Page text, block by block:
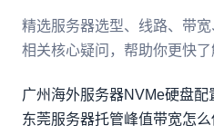
精选服务器选型、线路、带
相关核心疑问，帮助你更快了
广州海外服务器NVMe硬盘配
东莞服务器托管峰值带宽怎么